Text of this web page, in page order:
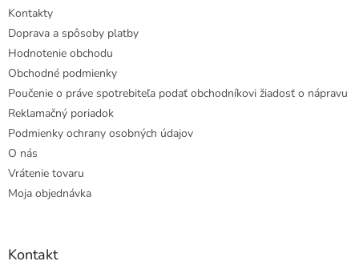
Kontakty
Doprava a spôsoby platby
Hodnotenie obchodu
Obchodné podmienky
Poučenie o práve spotrebiteľa podať obchodníkovi žiadosť o nápravu
Reklamačný poriadok
Podmienky ochrany osobných údajov
O nás
Vrátenie tovaru
Moja objednávka
Kontakt